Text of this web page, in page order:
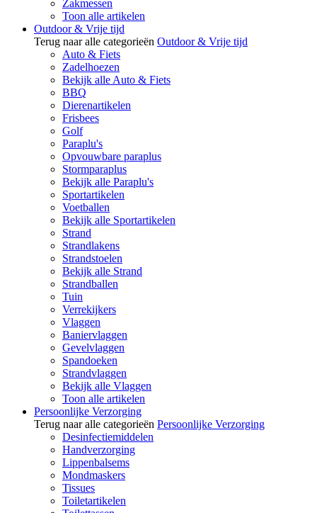
Zakmessen
Toon alle artikelen
Outdoor & Vrije tijd
Terug naar alle categorieën Outdoor & Vrije tijd
Auto & Fiets
Zadelhoezen
Bekijk alle Auto & Fiets
BBQ
Dierenartikelen
Frisbees
Golf
Paraplu's
Opvouwbare paraplus
Stormparaplus
Bekijk alle Paraplu's
Sportartikelen
Voetballen
Bekijk alle Sportartikelen
Strand
Strandlakens
Strandstoelen
Bekijk alle Strand
Strandballen
Tuin
Verrekijkers
Vlaggen
Baniervlaggen
Gevelvlaggen
Spandoeken
Strandvlaggen
Bekijk alle Vlaggen
Toon alle artikelen
Persoonlijke Verzorging
Terug naar alle categorieën Persoonlijke Verzorging
Desinfectiemiddelen
Handverzorging
Lippenbalsems
Mondmaskers
Tissues
Toiletartikelen